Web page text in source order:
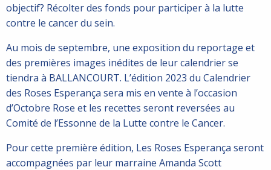
objectif? Récolter des fonds pour participer à la lutte
contre le cancer du sein.
Au mois de septembre, une exposition du reportage et
des premières images inédites de leur calendrier se
tiendra à BALLANCOURT. L’édition 2023 du Calendrier
des Roses Esperança sera mis en vente à l’occasion
d’Octobre Rose et les recettes seront reversées au
Comité de l’Essonne de la Lutte contre le Cancer.
Pour cette première édition, Les Roses Esperança seront
accompagnées par leur marraine Amanda Scott